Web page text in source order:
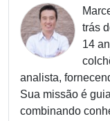
trás
14
analista,
Sua missão é
combinando